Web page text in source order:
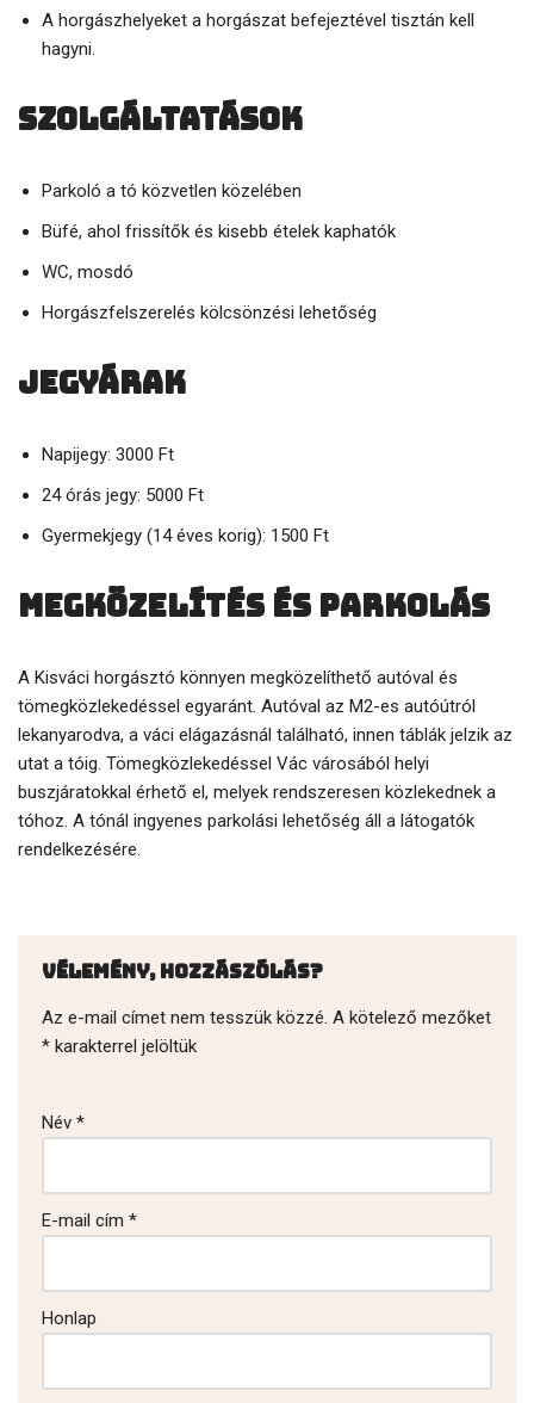
A horgászhelyeket a horgászat befejeztével tisztán kell
hagyni.
Szolgáltatások
Parkoló a tó közvetlen közelében
Büfé, ahol frissítők és kisebb ételek kaphatók
WC, mosdó
Horgászfelszerelés kölcsönzési lehetőség
Jegyárak
Napijegy: 3000 Ft
24 órás jegy: 5000 Ft
Gyermekjegy (14 éves korig): 1500 Ft
Megközelítés és parkolás
A Kisváci horgásztó könnyen megközelíthető autóval és
tömegközlekedéssel egyaránt. Autóval az M2-es autóútról
lekanyarodva, a váci elágazásnál található, innen táblák jelzik az
utat a tóig. Tömegközlekedéssel Vác városából helyi
buszjáratokkal érhető el, melyek rendszeresen közlekednek a
tóhoz. A tónál ingyenes parkolási lehetőség áll a látogatók
rendelkezésére.
Vélemény, hozzászólás?
Az e-mail címet nem tesszük közzé. A kötelező mezőket
* karakterrel jelöltük
Név *
E-mail cím *
Honlap